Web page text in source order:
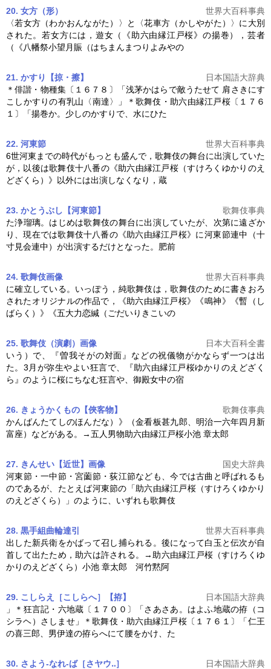
20. 女方（形）
世界大百科事典
〈若女方（わかおんながた）〉と〈花車方（かしやがた）〉に大別
された。若女方には，遊女（《助六由縁江戸桜》の揚巻），芸者
（《八幡祭小望月賑（はちまんまつりよみやの
21. かすり【掠・擦】
日本国語大辞典
＊俳諧・物種集〔１６７８〕「浅茅かはらで敵うたせて 肩さきにす
こしかすりの有乳山〈南達〉」＊歌舞伎・ 助六由縁江戸桜 〔１７６
１〕「揚巻か。少しのかすりで、水にひた
22. 河東節
世界大百科事典
6世河東までの時代がもっとも盛んで，歌舞伎の舞台に出演していた
が，以後は歌舞伎十八番の《助六由縁江戸桜 （すけろくゆかりのえ
どざくら）》以外には出演しなくなり，蔵
23. かとうぶし【河東節】
歌舞伎事典
た浄瑠璃。はじめは歌舞伎の舞台に出演していたが、次第に遠ざか
り、現在では歌舞伎十八番の《助六由縁江戸桜》に河東節連中（十
寸見会連中）が出演するだけとなった。肥前
24. 歌舞伎画像
世界大百科事典
に確立している。いっぽう，純歌舞伎は，歌舞伎のために書きおろ
されたオリジナルの作品で，《助六由縁江戸桜》《鳴神》《暫（し
ばらく）》《五大力恋緘（ごだいりきこいの
25. 歌舞伎（演劇） 画像
日本大百科全書
いう）で、『曽我そがの対面』などの祝儀物がかならず一つは出
た。3月が弥生やよい狂言で、『助六由縁江戸桜ゆかりのえどざく
ら』のように桜にちなむ狂言や、御殿女中の宿
26. きょうかくもの【俠客物】
歌舞伎事典
かんばんたてしのほんだな）》（金看板甚九郎、明治一六年四月新
富座）などがある。→五人男物助六由縁江戸桜小池 章太郎
27. きんせい【近世】 画像
国史大辞典
河東節・一中節・宮薗節・荻江節なども、今では古曲と呼ばれるも
のであるが、たとえば河東節の「助六由縁江戸桜 （すけろくゆかり
のえどざくら）」のように、いずれも歌舞伎
28. 黒手組曲輪達引
世界大百科事典
出した新兵衛をかばって召し捕られる。後になって白玉と伝次が自
首して出たため，助六は許される。→ 助六由縁江戸桜 （すけろくゆ
かりのえどざくら）小池 章太郎 河竹黙阿
29. こしらえ［こしらへ］【拵】
日本国語大辞典
」＊狂言記・六地蔵〔１７００〕「さあさあ。はよふ地蔵の拵（コ
シラヘ）さしませ」＊歌舞伎・ 助六由縁江戸桜 〔１７６１〕「仁王
の喜三郎、男伊達の拵らへにて腰をかけ、た
30. さよう‐なれ‐ば［さヤウ‥］
日本国語大辞典